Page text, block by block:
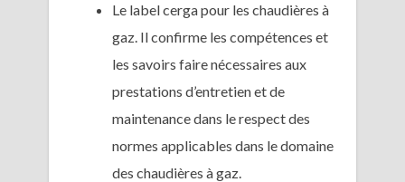
Le label cerga pour les chaudières à
gaz. Il confirme les compétences et
les savoirs faire nécessaires aux
prestations d’entretien et de
maintenance dans le respect des
normes applicables dans le domaine
des chaudières à gaz.